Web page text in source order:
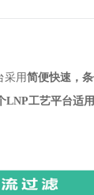
采用简便快速，
LNP工艺平台适